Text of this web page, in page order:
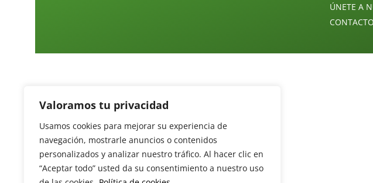
Valoramos tu privacidad
Usamos cookies para mejorar su experiencia de
navegación, mostrarle anuncios o contenidos
personalizados y analizar nuestro tráfico. Al hacer clic en
“Aceptar todo” usted da su consentimiento a nuestro uso
ÚNETE A
CONTACTO